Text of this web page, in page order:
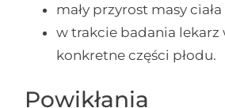
mały przyrost masy
w trakcie badania lekarz
konkretne części płodu.
Powikłania